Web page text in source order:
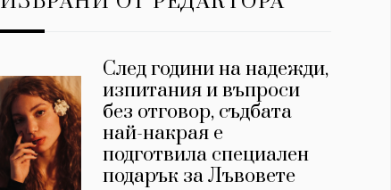
След години на надежди,
изпитания и въпроси
без отговор, съдбата
най-накрая е
подготвила специален
подарък за Лъвовете